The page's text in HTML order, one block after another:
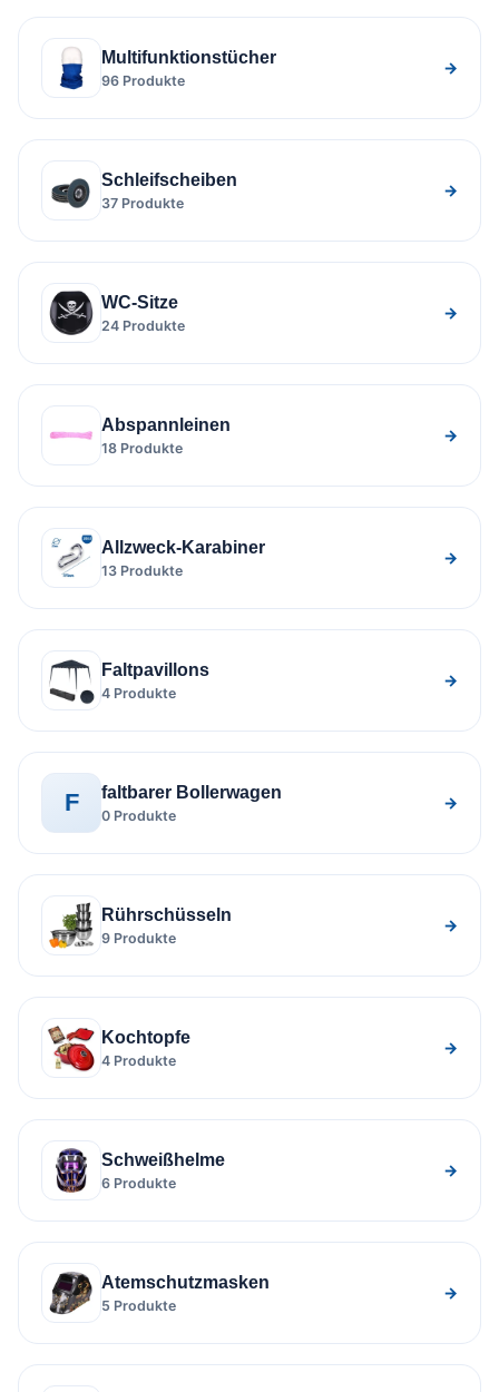
Multifunktionstücher
96 Produkte
→
Schleifscheiben
37 Produkte
→
WC-Sitze
24 Produkte
→
Abspannleinen
18 Produkte
→
Allzweck-Karabiner
13 Produkte
→
Faltpavillons
4 Produkte
→
F faltbarer Bollerwagen
0 Produkte
→
Rührschüsseln
9 Produkte
→
Kochtopfe
4 Produkte
→
Schweißhelme
6 Produkte
→
Atemschutzmasken
5 Produkte
→